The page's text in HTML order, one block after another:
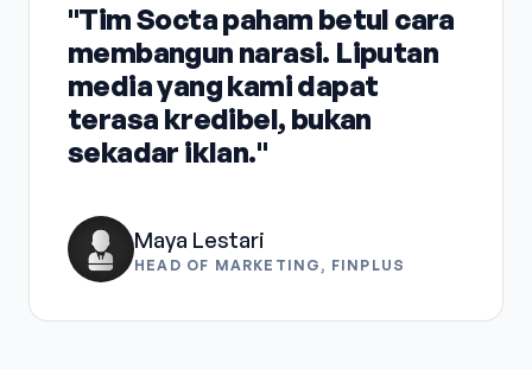
"Tim Socta paham betul cara
membangun narasi. Liputan
media yang kami dapat
terasa kredibel, bukan
sekadar iklan."
Maya Lestari
HEAD OF MARKETING, FINPLUS